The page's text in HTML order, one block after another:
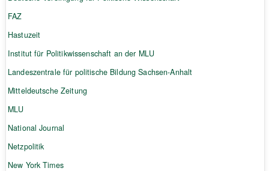
FAZ
Hastuzeit
Institut für Politikwissenschaft an der MLU
Landeszentrale für politische Bildung Sachsen-Anhalt
Mitteldeutsche Zeitung
MLU
National Journal
Netzpolitik
New York Times